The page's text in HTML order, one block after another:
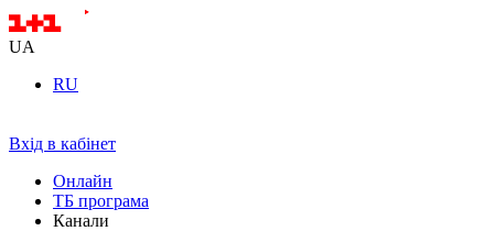
UA
RU
Вхід в кабінет
Онлайн
ТБ програма
Канали